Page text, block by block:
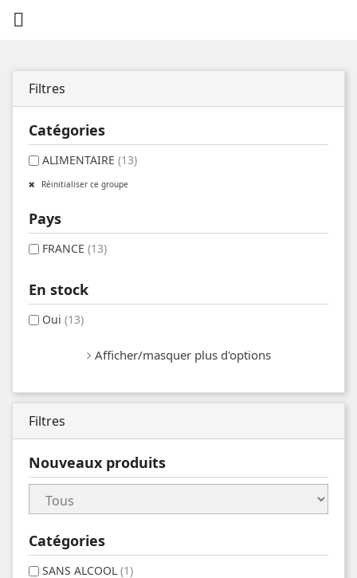

Filtres
Catégories
ALIMENTAIRE (13)
Réinitialiser ce groupe
Pays
FRANCE (13)
En stock
Oui (13)
Afficher/masquer plus d'options
Filtres
Nouveaux produits
Catégories
SANS ALCOOL (1)